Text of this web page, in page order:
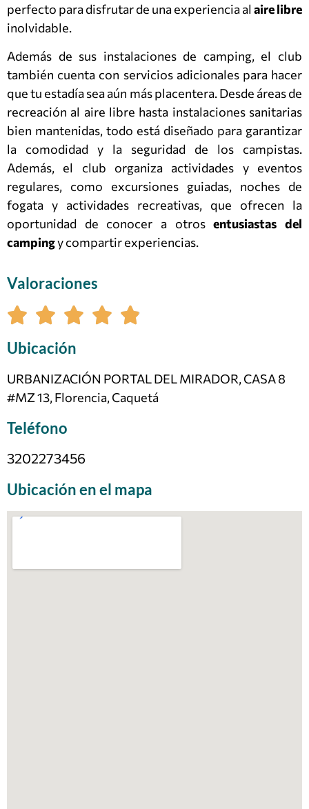
perfecto para disfrutar de una experiencia al aire libre
inolvidable.
Además de sus instalaciones de camping, el club
también cuenta con servicios adicionales para hacer
que tu estadía sea aún más placentera. Desde áreas de
recreación al aire libre hasta instalaciones sanitarias
bien mantenidas, todo está diseñado para garantizar
la comodidad y la seguridad de los campistas.
Además, el club organiza actividades y eventos
regulares, como excursiones guiadas, noches de
fogata y actividades recreativas, que ofrecen la
oportunidad de conocer a otrosentusiastas del
campingy compartir experiencias.
Valoraciones
Ubicación
URBANIZACIÓN PORTAL DEL MIRADOR, CASA 8
#MZ 13, Florencia, Caquetá
Teléfono
3202273456
Ubicación en el mapa